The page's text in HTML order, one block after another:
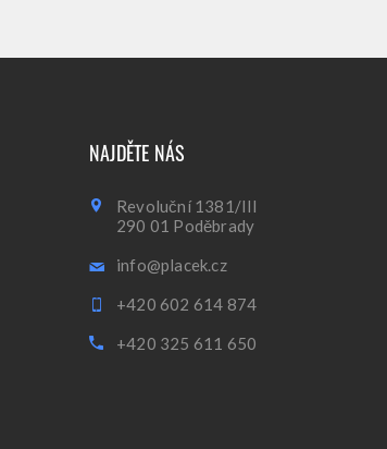
NAJDĚTE NÁS
Revoluční 1381/III
290 01 Poděbrady
info@placek.cz
+420 602 614 874
+420 325 611 650